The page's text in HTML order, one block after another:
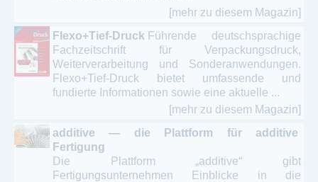
[mehr zu diesem Magazin]
Flexo+Tief-Druck Führende deutschsprachige
Fachzeitschrift für Verpackungsdruck,
Weiterverarbeitung und Sonderanwendungen.
Flexo+Tief-Druck bietet umfassende und
fundierte Informationen sowie eine aktuelle ...
[mehr zu diesem Magazin]
additive — die Plattform für additive
Fertigung
Die Plattform „additive“ gibt
Fertigungsunternehmen Einblicke in die